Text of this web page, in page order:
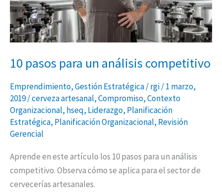
10 pasos para un análisis competitivo
Emprendimiento,Gestión Estratégica/rgi/1 marzo,
2019/cerveza artesanal,Compromiso,Contexto
Organizacional, hseq, Liderazgo, Planificación
Estratégica, Planificación Organizacional, Revisión
Gerencial
Aprende en este artículo los 10 pasos para un análisis
competitivo. Observa cómo se aplica para el sector de
cervecerías artesanales.